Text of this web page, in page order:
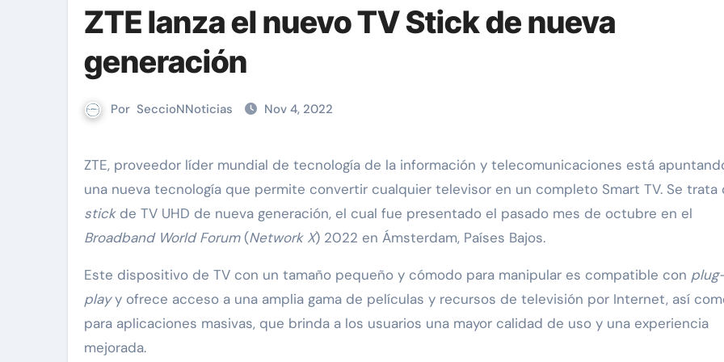
ZTE lanza el nuevo TV Stick de nueva
generación
Por SeccioNNoticias Nov 4, 2022
ZTE, proveedor líder mundial de tecnología de la información y telecomunicaciones está apuntando a
una nueva tecnología que permite convertir cualquier televisor en un completo Smart TV. Se trata
stickde TV UHD de nueva generación, el cual fue presentado el pasado mes de octubre en el
Broadband World Forum(Network X) 2022 en Ámsterdam, Países Bajos.
Este dispositivo de TV con un tamaño pequeño y cómodo para manipular es compatible con
playy ofrece acceso a una amplia gama de películas y recursos de televisión por Internet, así
para aplicaciones masivas, que brinda a los usuarios una mayor calidad de uso y una experiencia
mejorada.